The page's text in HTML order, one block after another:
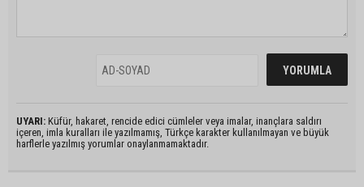
UYARI: Küfür, hakaret, rencide edici cümleler veya imalar, inançlara saldırı
içeren, imla kuralları ile yazılmamış, Türkçe karakter kullanılmayan ve büyük
harflerle yazılmış yorumlar onaylanmamaktadır.